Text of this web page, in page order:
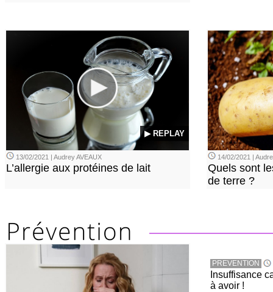
▶ REPLAY
13/02/2021 | Audrey AVEAUX
L’allergie aux protéines de lait
14/02/2021 |
Quels sont
de terre ?
PREVENTION
Insuffisance
à avoir !